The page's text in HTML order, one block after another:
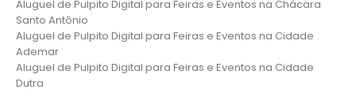
Aluguel de Pulpito Digital para Feiras e Eventos na Chácara
Santo Antônio
Aluguel de Pulpito Digital para Feiras e Eventos na Cidade
Ademar
Aluguel de Pulpito Digital para Feiras e Eventos na Cidade
Dutra